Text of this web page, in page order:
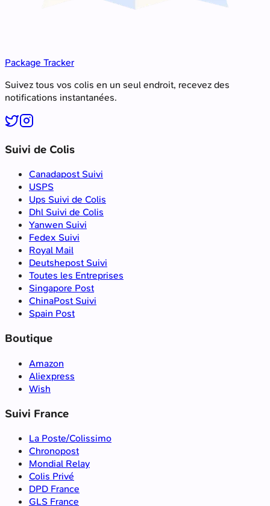
Package Tracker
Suivez tous vos colis en un seul endroit, recevez des
notifications instantanées.
Suivi de Colis
Canadapost Suivi
USPS
Ups Suivi de Colis
Dhl Suivi de Colis
Yanwen Suivi
Fedex Suivi
Royal Mail
Deutshepost Suivi
Toutes les Entreprises
Singapore Post
ChinaPost Suivi
Spain Post
Boutique
Amazon
Aliexpress
Wish
Suivi France
La Poste/Colissimo
Chronopost
Mondial Relay
Colis Privé
DPD France
GLS France